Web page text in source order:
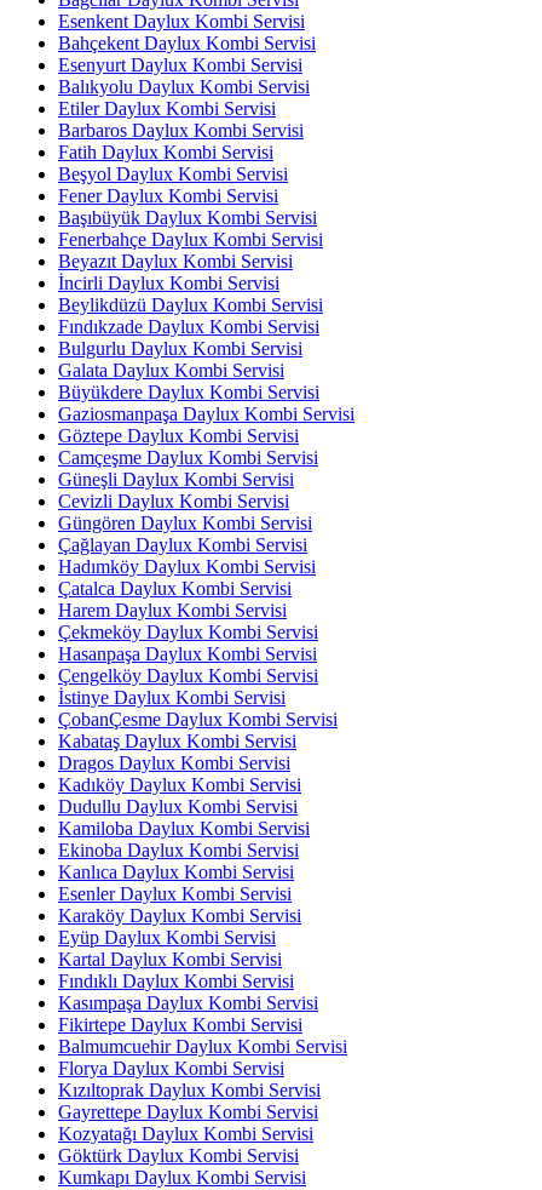
Esenkent Daylux Kombi Servisi
Bahçekent Daylux Kombi Servisi
Esenyurt Daylux Kombi Servisi
Balıkyolu Daylux Kombi Servisi
Etiler Daylux Kombi Servisi
Barbaros Daylux Kombi Servisi
Fatih Daylux Kombi Servisi
Beşyol Daylux Kombi Servisi
Fener Daylux Kombi Servisi
Başıbüyük Daylux Kombi Servisi
Fenerbahçe Daylux Kombi Servisi
Beyazıt Daylux Kombi Servisi
İncirli Daylux Kombi Servisi
Beylikdüzü Daylux Kombi Servisi
Fındıkzade Daylux Kombi Servisi
Bulgurlu Daylux Kombi Servisi
Galata Daylux Kombi Servisi
Büyükdere Daylux Kombi Servisi
Gaziosmanpaşa Daylux Kombi Servisi
Göztepe Daylux Kombi Servisi
Camçeşme Daylux Kombi Servisi
Güneşli Daylux Kombi Servisi
Cevizli Daylux Kombi Servisi
Güngören Daylux Kombi Servisi
Çağlayan Daylux Kombi Servisi
Hadımköy Daylux Kombi Servisi
Çatalca Daylux Kombi Servisi
Harem Daylux Kombi Servisi
Çekmeköy Daylux Kombi Servisi
Hasanpaşa Daylux Kombi Servisi
Çengelköy Daylux Kombi Servisi
İstinye Daylux Kombi Servisi
ÇobanÇesme Daylux Kombi Servisi
Kabataş Daylux Kombi Servisi
Dragos Daylux Kombi Servisi
Kadıköy Daylux Kombi Servisi
Dudullu Daylux Kombi Servisi
Kamiloba Daylux Kombi Servisi
Ekinoba Daylux Kombi Servisi
Kanlıca Daylux Kombi Servisi
Esenler Daylux Kombi Servisi
Karaköy Daylux Kombi Servisi
Eyüp Daylux Kombi Servisi
Kartal Daylux Kombi Servisi
Fındıklı Daylux Kombi Servisi
Kasımpaşa Daylux Kombi Servisi
Fikirtepe Daylux Kombi Servisi
Balmumcuehir Daylux Kombi Servisi
Florya Daylux Kombi Servisi
Kızıltoprak Daylux Kombi Servisi
Gayrettepe Daylux Kombi Servisi
Kozyatağı Daylux Kombi Servisi
Göktürk Daylux Kombi Servisi
Kumkapı Daylux Kombi Servisi